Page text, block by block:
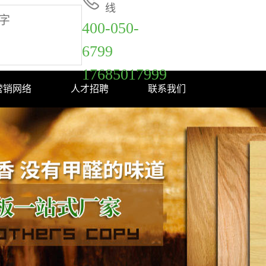
线
400-050-
6799
17685017999
销网络 人才招聘 联系我们